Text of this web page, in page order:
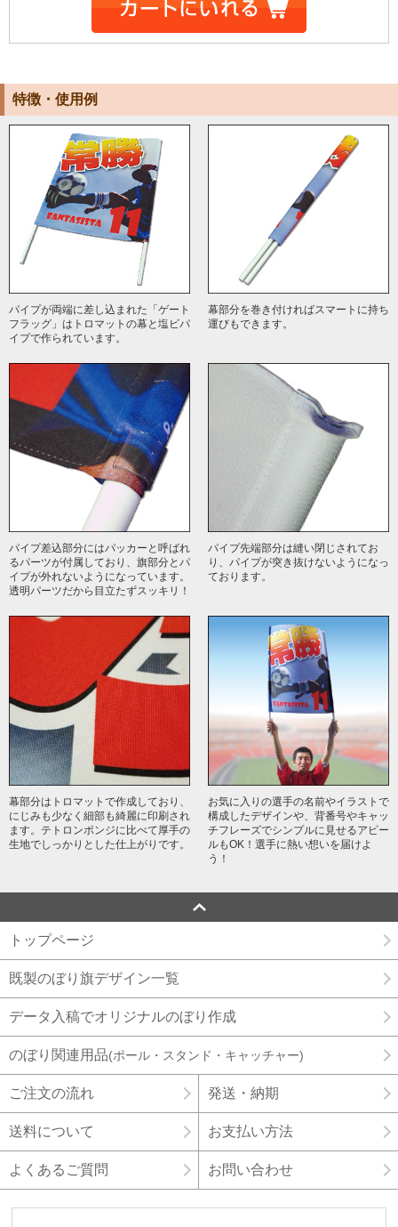
特徴・使用例
パイプが両端に差し込まれた「ゲート
フラッグ」はトロマットの幕と塩ビパ
イプで作られています。
幕部分を巻き付ければスマートに持ち
運びもできます。
パイプ差込部分にはパッカーと呼ばれ
るパーツが付属しており、旗部分とパ
イプが外れないようになっています。
透明パーツだから目立たずスッキリ！
パイプ先端部分は縫い閉じされてお
り、パイプが突き抜けないようになっ
ております。
幕部分はトロマットで作成しており、
にじみも少なく細部も綺麗に印刷され
ます。テトロンポンジに比べて厚手の
生地でしっかりとした仕上がりです。
お気に入りの選手の名前やイラストで
構成したデザインや、背番号やキャッ
チフレーズでシンプルに見せるアピー
ルもOK！選手に熱い想いを届けよ
う！
トップページ
既製のぼり旗デザイン一覧
データ入稿でオリジナルのぼり作成
のぼり関連用品(ポール・スタンド・キャッチャー)
ご注文の流れ 発送・納期
送料について お支払い方法
よくあるご質問 お問い合わせ